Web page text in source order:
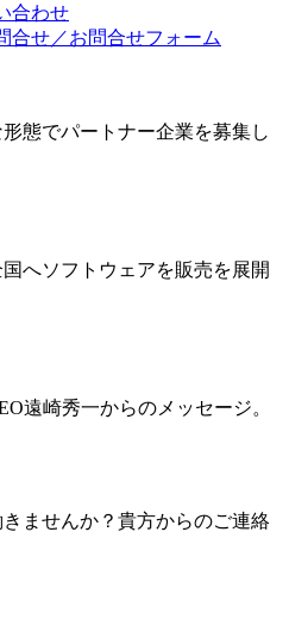
合わせ
合せ／お問合せフォーム
態でパートナー企業を募集し
へソフトウェアを販売を展開
遠崎秀一からのメッセージ。
ませんか？貴方からのご連絡